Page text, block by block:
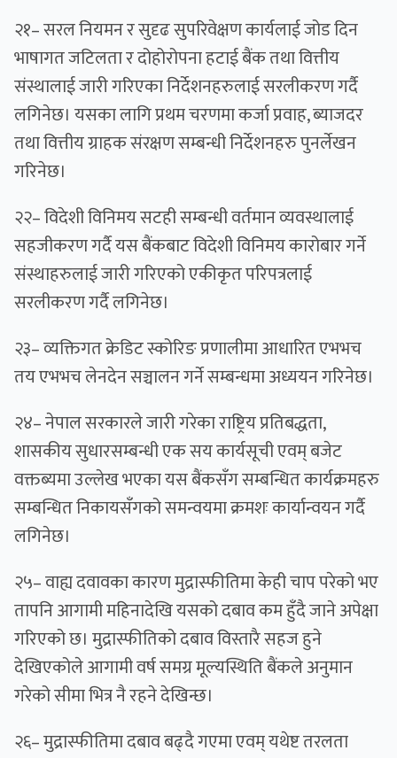
२१– सरल नियमन र सुदृढ सुपरिवेक्षण कार्यलाई जोड दिन
भाषागत जटिलता र दोहोरोपना हटाई बैंक तथा वित्तीय
संस्थालाई जारी गरिएका निर्देशनहरुलाई सरलीकरण गर्दै
लगिनेछ। यसका लागि प्रथम चरणमा कर्जा प्रवाह, ब्याजदर
तथा वित्तीय ग्राहक संरक्षण सम्बन्धी निर्देशनहरु पुनर्लेखन
गरिनेछ।
२२– विदेशी विनिमय सटही सम्बन्धी वर्तमान व्यवस्थालाई
सहजीकरण गर्दै यस बैंकबाट विदेशी विनिमय कारोबार गर्ने
संस्थाहरुलाई जारी गरिएको एकीकृत परिपत्रलाई
सरलीकरण गर्दै लगिनेछ।
२३– व्यक्तिगत क्रेडिट स्कोरिङ प्रणालीमा आधारित एभभच
तय एभभच लेनदेन सञ्चालन गर्ने सम्बन्धमा अध्ययन गरिनेछ।
२४– नेपाल सरकारले जारी गरेका राष्ट्रिय प्रतिबद्धता,
शासकीय सुधारसम्बन्धी एक सय कार्यसूची एवम् बजेट
वक्तब्यमा उल्लेख भएका यस बैंकसँग सम्बन्धित कार्यक्रमहरु
सम्बन्धित निकायसँगको समन्वयमा क्रमशः कार्यान्वयन गर्दै
लगिनेछ।
२५– वाह्य दवावका कारण मुद्रास्फीतिमा केही चाप परेको भए
तापनि आगामी महिनादेखि यसको दबाव कम हुँदै जाने अपेक्षा
गरिएको छ। मुद्रास्फीतिको दबाव विस्तारै सहज हुने
देखिएकोले आगामी वर्ष समग्र मूल्यस्थिति बैंकले अनुमान
गरेको सीमा भित्र नै रहने देखिन्छ।
२६– मुद्रास्फीतिमा दबाव बढ्दै गएमा एवम् यथेष्ट तरलता